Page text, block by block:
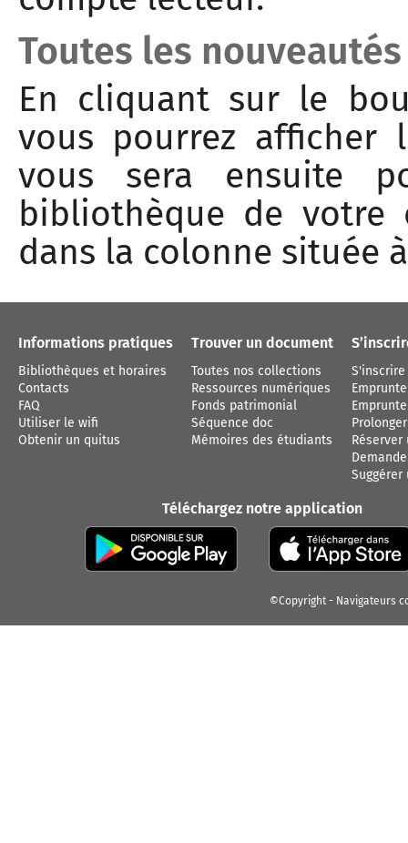
Toutes les nouveautés
En cliquant sur le
vous pourrez afficher
vous sera ensuite
bibliothèque de
dans la colonne située
Informations pratiques
Bibliothèques et horaires
Contacts
FAQ
Utiliser le wifi
Obtenir un quitus
Trouver un document
Toutes nos collections
Ressources numériques
Fonds patrimonial
Séquence doc
Mémoires des étudiants
S'inscrire
Réserver
Suggérer
Téléchargez notre application
©Copyright Navigateurs